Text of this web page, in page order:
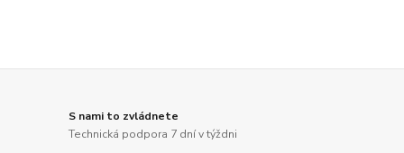
S nami to zvládnete
Technická podpora 7 dní v týždni